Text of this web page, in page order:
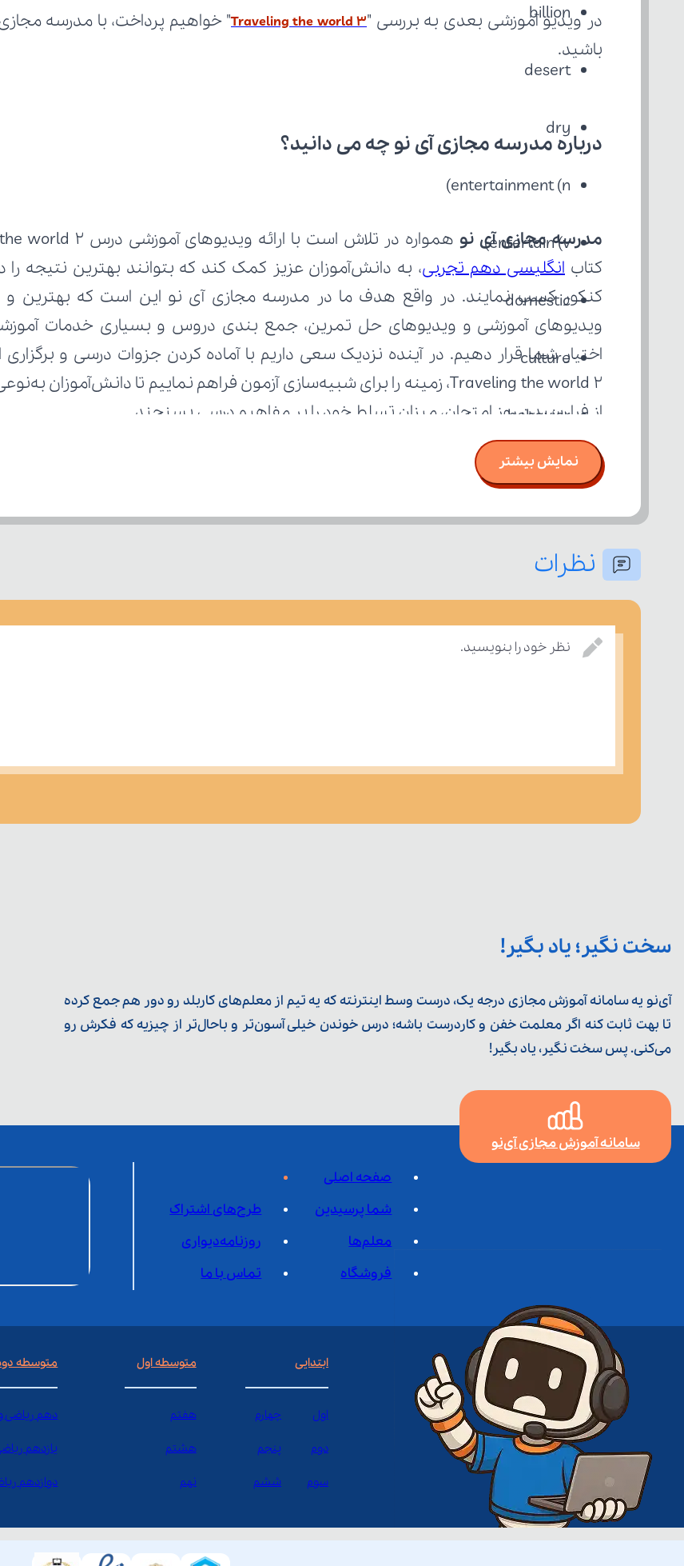
billion
desert
dry
entertainment (n)
entertain (v)
domestic
culture
behavior
behave (v)
treat (v)
در ویدیو آموزشی بعدی به بررسی "Traveling the world 3
باشید.
درباره مدرسه مجازی آی نو چه می‌ دانید؟
مدرسه مجازی آی نو
کتاب انگلیسی دهم تجربی
از فرا رسیدن روز امتحان، میزان تسلط خود را بر مفاهیم درسی بسنجند.
نمایش بیشتر
نظرات
نظر خود را بنویسید.
سخت نگیر؛ یاد بگیر!
آی‌نو یه سامانه آموزش مجازی درجه یک، درست وسط اینترنته که یه تیم از معلم‌‌های کاربلد رو دور هم جمع کرده
تا بهت ثابت کنه اگر معلمت خفن و کاردرست باشه؛ درس خوندن خیلی آسون‌تر و باحال‌تر از چیزیه که فکرش رو
می‌کنی. پس سخت نگیر، یاد بگیر!
سامانه آموزش مجازی آی‌نو
صفحه اصلی
شما پرسیدین
طرح‌های اشتراک
معلم‌ها
روزنامه‌دیواری
فروشگاه
تماس با ما
ابتدایی
اول چهارم
دوم پنجم
سوم ششم
متوسطه اول
هفتم
هشتم
نهم
متوسطه
دهم ریاضی
یازدهم
دوازدهم